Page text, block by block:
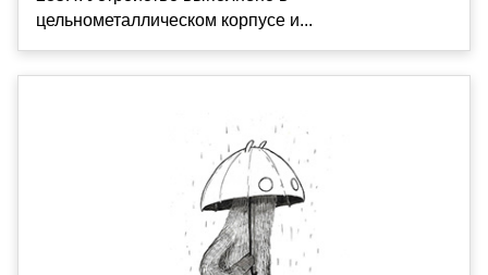
цельнометаллическом корпусе и...